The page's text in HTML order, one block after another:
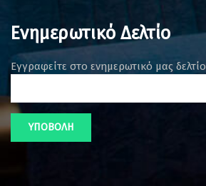
Ενημερωτικό Δελτίο
Εγγραφείτε στο ενημερωτικό μας δελτίο